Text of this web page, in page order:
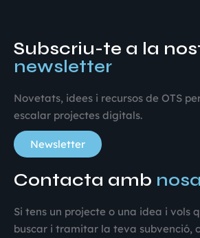
Subscriu-te a la
newsletter
Novetats, idees i recursos de OTS
escalar projectes digitals.
Newsletter
Contacta amb
Si tens un projecte o una idea i vols
buscar i tramitar la teva subvenció,